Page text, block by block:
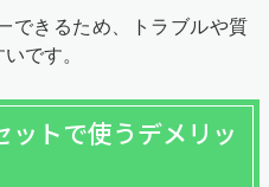
できるため、トラブルや質
です。
ットで使うデメリッ